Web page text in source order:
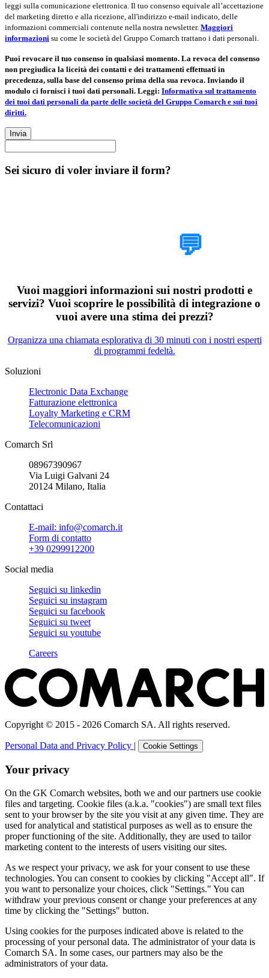
leggi sulla comunicazione elettronica. Il tuo consenso equivale all’accettazione
del marketing diretto e alla ricezione, all'indirizzo e-mail indicato, delle
informazioni commerciali contenute nella nostra newsletter. Maggiori
informazioni su come le società del Gruppo Comarch trattano i dati personali.
Puoi revocare il tuo consenso in qualsiasi momento. La revoca del consenso
non pregiudica la liceità dei contatti e dei trattamenti effettuati in
precedenza, sulla base del consenso prima della sua revoca. Inviando il
modulo ci fornisci i tuoi dati personali. Leggi: Informativa sul trattamento
dei tuoi dati personali da parte delle società del Gruppo Comarch e sui tuoi
diritti.
Invia
Sei sicuro di voler inviare il form?
💬
Vuoi maggiori informazioni sui nostri prodotti e
servizi? Vuoi scoprire le possibilità di integrazione o
vuoi avere una stima dei prezzi?
Organizza una chiamata esplorativa di 30 minuti con i nostri esperti
di programmi fedeltà.
Soluzioni
Electronic Data Exchange
Fatturazione elettronica
Loyalty Marketing e CRM
Telecomunicazioni
Comarch Srl
08967390967
Via Luigi Galvani 24
20124 Milano, Italia
Contattaci
E-mail: info@comarch.it
Form di contatto
+39 0299912200
Social media
Seguici su linkedin
Seguici su instagram
Seguici su facebook
Seguici su tweet
Seguici su youtube
Careers
Copyright © 2015 - 2026 Comarch SA. All rights reserved.
Personal Data and Privacy Policy | Cookie Settings
Your privacy
On the GK Comarch websites, both we and our partners use cookie
files and targeting. Cookie files (a.k.a. "cookies") are small text files
sent to your browser by the site you visit at any given time. They are
used for analytical and statistical purposes as well as to ensure the
proper functioning of the site. Additionally, they are used to tailor
marketing content to the interests of users visiting our sites.
As we respect your privacy, we ask for your consent to use these
technologies. You can consent to cookies by clicking "Accept all". If
you want to personalize your choices, click "Settings." You can
withdraw your previous consent or change your preferences at any
time by clicking the "Settings" button.
Using cookies for the purposes indicated above is related to the
processing of your personal data. The administrator of your data is
Comarch SA. In some cases, our partners may also be the
administrators of your data.